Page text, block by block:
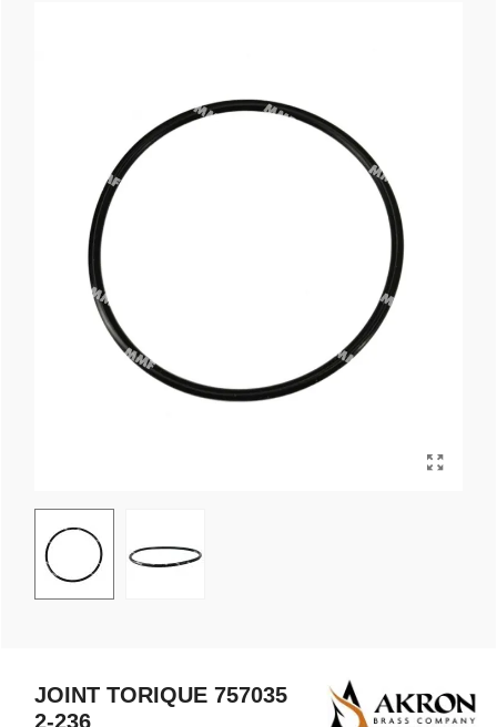
JOINT TORIQUE 757035
2-236